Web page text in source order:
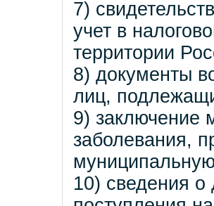
7)
учет в
территории
8) документы
лиц,
9) заключение
заболевания,
10) сведения о